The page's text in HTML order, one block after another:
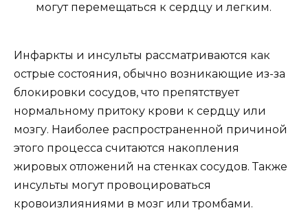
могут перемещаться к сердцу и легким.
Инфаркты и инсульты рассматриваются как
острые состояния, обычно возникающие из-за
блокировки сосудов, что препятствует
нормальному притоку крови к сердцу или
мозгу. Наиболее распространенной причиной
этого процесса считаются накопления
жировых отложений на стенках сосудов. Также
инсульты могут провоцироваться
кровоизлияниями в мозг или тромбами.